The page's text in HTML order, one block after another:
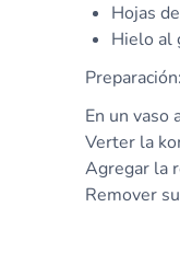
Hojas
Hielo al
Preparación:
En un vaso
Verter la
Agregar la
Remover